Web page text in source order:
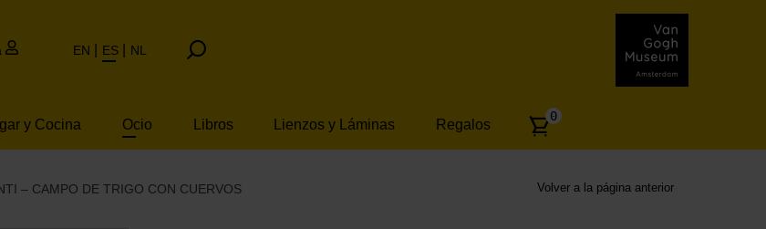
EN ES NL
y Cocina Ocio Libros Lienzos y Láminas Regalos
Number
articles:
0
– CAMPO DE TRIGO CON CUERVOS Volver a la página anterior